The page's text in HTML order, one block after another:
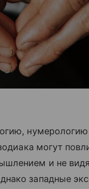
могут
и не
западные